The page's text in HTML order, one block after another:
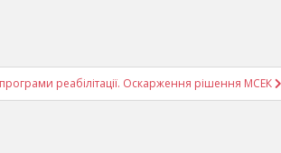
програми реабілітації. Оскарження рішення МСЕК